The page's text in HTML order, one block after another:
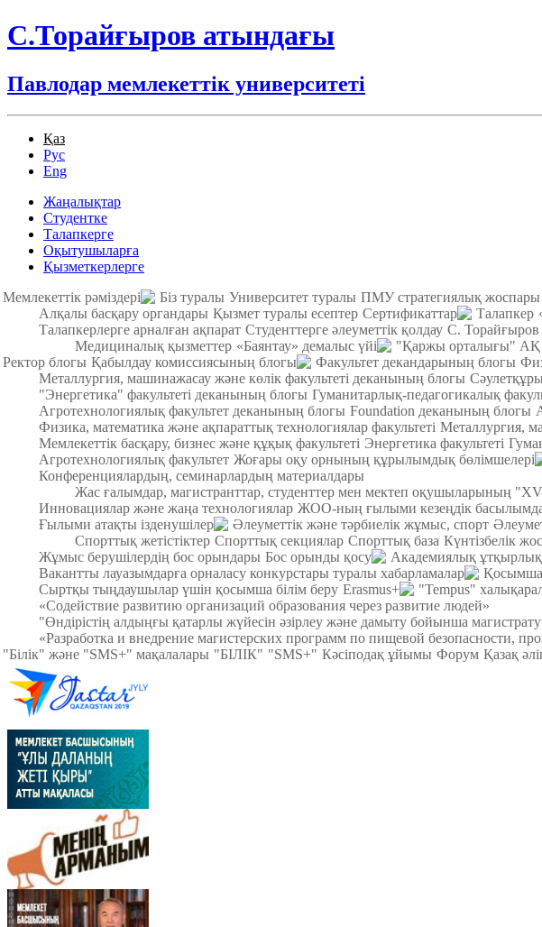
С.Торайғыров атындағы
Павлодар мемлекеттік университеті
Қаз
Рус
Eng
Жаңалықтар
Студентке
Талапкерге
Оқытушыларға
Қызметкерлерге
Мемлекеттік рәміздері
Біз туралы Университет туралы ПМУ стратегиялық жоспары
Алқалы басқару органдары Қызмет туралы есептер Сертификаттар Талапкер
Талапкерлерге арналған ақпарат Студенттерге әлеуметтік қолдау С.
Медициналық қызметтер «Баянтау» демалыс үйі "Қаржы орталығы" АҚ
Ректор блогы Қабылдау комиссиясының блогы Факультет декандарының блогы
Металлургия, машинажасау және көлік факультеті деканының блогы
"Энергетика" факультеті деканының блогы Гуманитарлық-педагогикалық
Агротехнологиялық факультет деканының блогы Foundation деканының блогы
Физика, математика және ақпараттық технологиялар факультеті Металлургия,
Мемлекеттік басқару, бизнес және құқық факультеті Энергетика факультеті
Агротехнологиялық факультет Жоғары оқу орнының құрылымдық бөлімшелері
Конференциялардың, семинарлардың материалдары
Жас ғалымдар, магистранттар, студенттер мен мектеп оқушыларының
Инновациялар және жаңа технологиялар ЖОО-ның ғылыми кезеңдік
Ғылыми атақты ізденушілер
Әлеуметтік және тәрбиелік жұмыс, спорт
Спорттық жетістіктер Спорттық секциялар Спорттық база Күнтізбелік
Жұмыс берушілердің бос орындары Бос орынды қосу Академиялық ұтқырлық
Вакантты лауазымдарға орналасу конкурстары туралы хабарламалар
Қосымша
Сыртқы тыңдаушылар үшін қосымша білім беру Erasmus+ "Tempus"
«Содействие развитию организаций образования через развитие людей»
"Өндірістің алдыңғы қатарлы жүйесін әзірлеу және дамыту бойынша
«Разработка и внедрение магистерских программ по пищевой безопасности,
"Білік" және "SMS+" мақалалары "БІЛІК" "SMS+" Кәсіподақ ұйымы Форум Қазақ